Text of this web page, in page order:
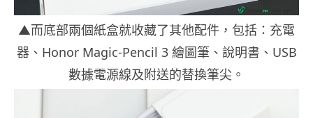
▲而底部兩個紙盒就收藏了其他配件，包括：充電
器、Honor Magic-Pencil 3 繪圖筆、說明書、USB
數據電源線及附送的替換筆尖。